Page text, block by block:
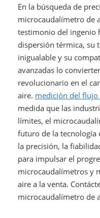
En la búsqueda de
microcaudalímetro de
testimonio del ingenio
dispersión térmica, su
inigualable y su
avanzadas lo
revolucionario en el
aire. medición del flujo
medida que las
límites, el
futuro de la
la precisión, la
para impulsar el
microcaudalímetros y
aire a la venta.
microcaudalímetro de